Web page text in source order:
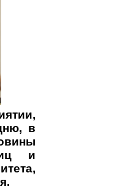
в
и